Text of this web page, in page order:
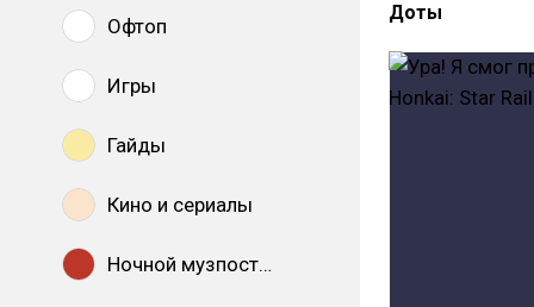
Офтоп
Игры
Гайды
Кино и сериалы
Ночной музпостинг
Доты